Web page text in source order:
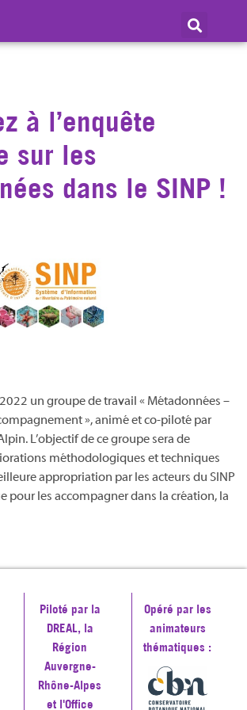
à l’enquête
sur les
dans le SINP !
un groupe de travail « Métadonnées –
», animé et co-piloté par
L’objectif de ce groupe sera de
méthodologiques et techniques
appropriation par les acteurs du SINP
pour les accompagner dans la création, la
Piloté par la
DREAL, la
Région
Auvergne-
Rhône-Alpes
et l'Office
Opéré par les
animateurs
thématiques :